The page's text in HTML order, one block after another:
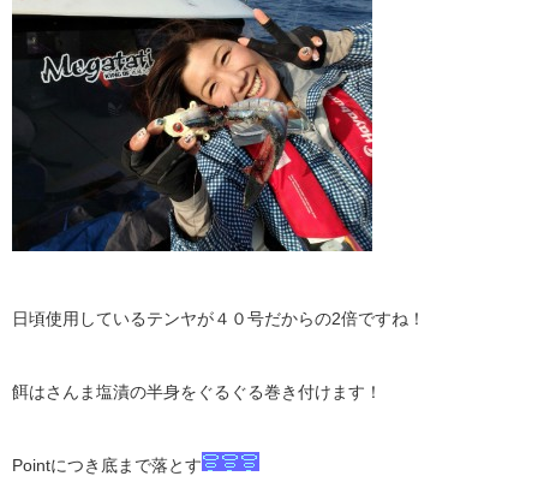
日頃使用しているテンヤが４０号だからの2倍ですね！
餌はさんま塩漬の半身をぐるぐる巻き付けます！
Pointにつき底まで落とす